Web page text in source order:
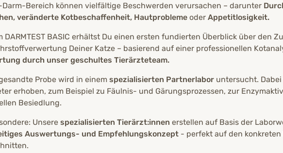
Darm-Bereich können vielfältige Beschwerden verursachen – darunter
veränderte Kotbeschaffenheit, Hautprobleme oder Appetitlosigkeit.
DARMTEST BASIC erhältst Du einen ersten fundierten Überblick über den
Deiner Katze – basierend auf einer professionellen
durch unser geschultes Tierärzteteam.
Probe wird in einem spezialisierten Partnerlabor untersucht.
erhoben, zum Beispiel zu Fäulnis- und Gärungsprozessen, zur
Besiedlung.
Unsere spezialisierten Tierärzt:innen erstellen auf Basis der
Auswertungs- und Empfehlungskonzept - perfekt auf den konkreten